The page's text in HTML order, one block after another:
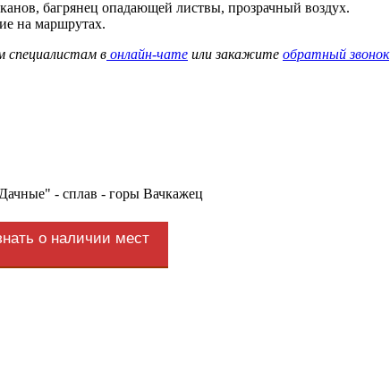
багрянец опадающей листвы, прозрачный воздух.
на маршрутах.
специалистам в онлайн-чате или закажите обратный звонок
- сплав - горы Вачкажец
о наличии мест